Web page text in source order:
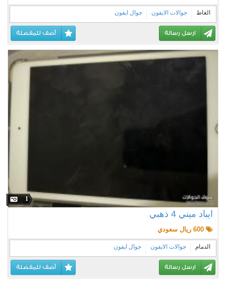
الغاط جوالات الايفون جوال ايفون
ارسل رسالة أضف للمفضلة
1
ايباد ميني 4 ذهبي
الدمام جوالات الايفون جوال ايفون
ارسل رسالة أضف للمفضلة